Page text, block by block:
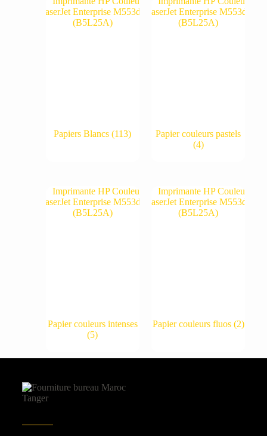
Papiers Blancs(113)
Papier couleurs pastels
(4)
Papier couleurs intenses
(5)
Papier couleurs fluos (2)